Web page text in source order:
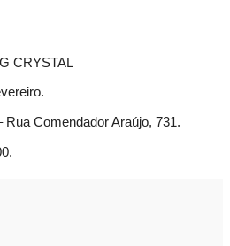
CRYSTAL
Rua Comendador Araújo, 731.